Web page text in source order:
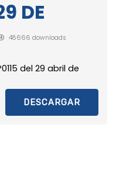
DE
48666 downloads
del 29 abril de
DESCARGAR